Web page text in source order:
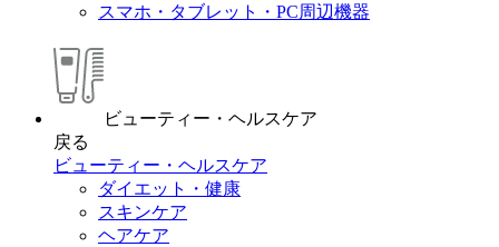
スマホ・タブレット・PC周辺機器
ビューティー・ヘルスケア
戻る
ビューティー・ヘルスケア
ダイエット・健康
スキンケア
ヘアケア